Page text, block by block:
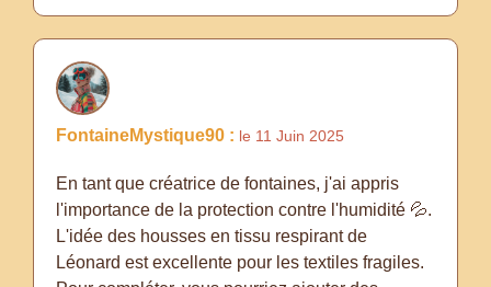
FontaineMystique90 : le 11 Juin 2025
En tant que créatrice de fontaines, j'ai appris
l'importance de la protection contre l'humidité 💦.
L'idée des housses en tissu respirant de
Léonard est excellente pour les textiles fragiles.